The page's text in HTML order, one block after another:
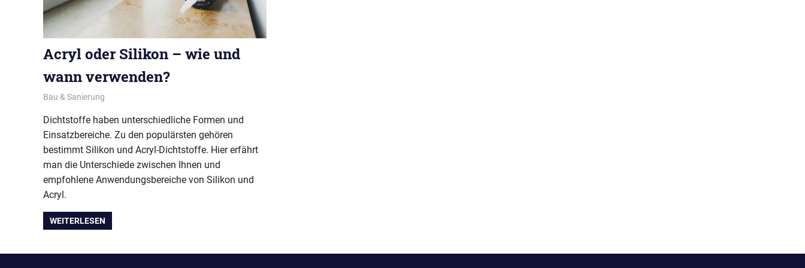
Acryl oder Silikon – wie und
wann verwenden?
April 25, 2017
Redaktion
Bau & Sanierung
Dichtstoffe haben unterschiedliche Formen und
Einsatzbereiche. Zu den populärsten gehören
bestimmt Silikon und Acryl-Dichtstoffe. Hier erfährt
man die Unterschiede zwischen Ihnen und
empfohlene Anwendungsbereiche von Silikon und
Acryl.
WEITERLESEN